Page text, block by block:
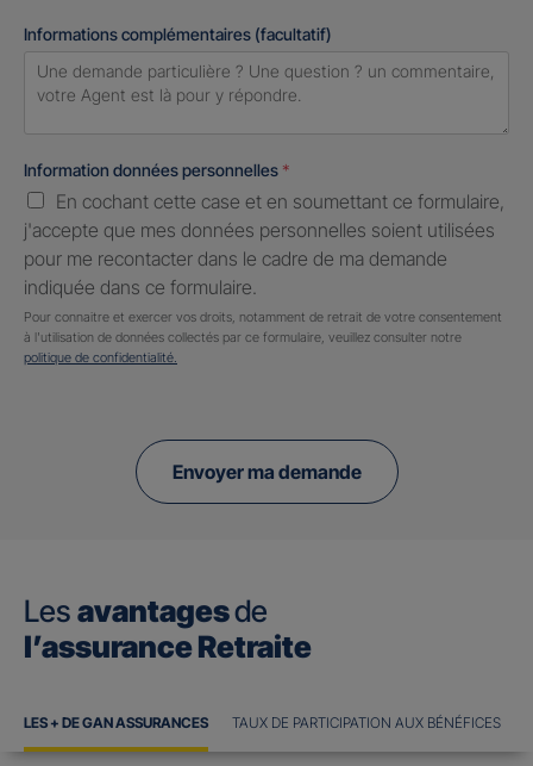
Informations complémentaires (facultatif)
Information données personnelles *
En cochant cette case et en soumettant ce formulaire,
j'accepte que mes données personnelles soient utilisées
pour me recontacter dans le cadre de ma demande
indiquée dans ce formulaire.
Pour connaitre et exercer vos droits, notamment de retrait de votre consentement
à l'utilisation de données collectés par ce formulaire, veuillez consulter notre
politique de confidentialité.
Envoyer ma demande
Les avantagesde
l’assurance Retraite
LES + DE GAN ASSURANCES TAUX DE PARTICIPATION AUX BÉNÉFICES